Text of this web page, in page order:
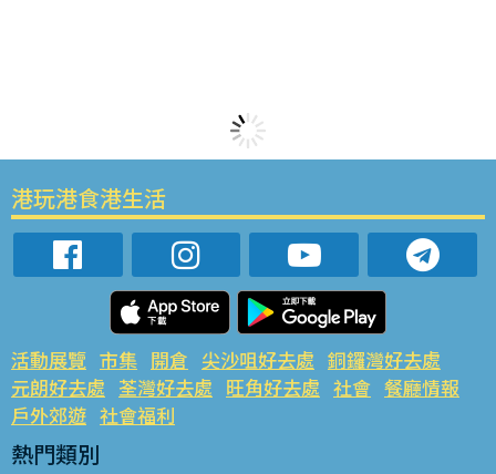
港玩港食港生活
活動展覽 市集 開倉 尖沙咀好去處 銅鑼灣好去處
元朗好去處 荃灣好去處 旺角好去處 社會 餐廳情報
戶外郊遊 社會福利
熱門類別